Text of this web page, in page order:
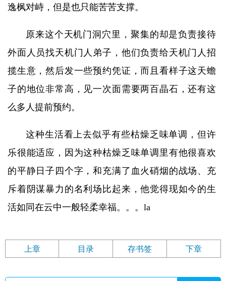
逸枫对峙，但是也只能苦苦支撑。
原来这个天机门洞穴里，聚集的却是负责接待
外面人员找天机门人弟子，他们负责给天机门人招
揽生意，然后发一些预约凭证，而且看样子这天蟾
子的地位非常高，见一次面需要两百晶石，还有这
么多人提前预约。
这种生活看上去似乎有些枯燥乏味单调，但许
乐很能适应，因为这种枯燥乏味单调里有他很喜欢
的平静日子四个字，和充满了血火硝烟的战场、充
斥着阴谋暴力的名利场比起来，他觉得现如今的生
活如同在云中一般轻柔幸福。。。la
上章 目录 存书签 下章